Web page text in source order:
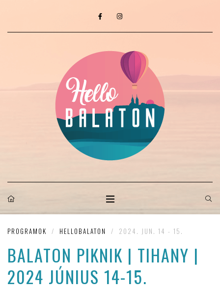
PROGRAMOK / HELLOBALATON / 2024. JUN. 14 - 15.
BALATON PIKNIK | TIHANY |
2024 JÚNIUS 14-15.